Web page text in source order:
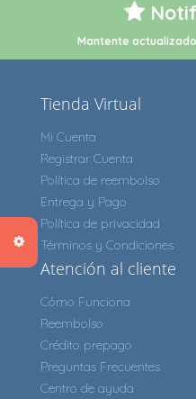
Mantente
Tienda Virtual
Mi Cuenta
Registrar Cuenta
Política de reembolso
Entrega y Pago
Política de privacidad
Términos y Condiciones
Atención al cliente
Cómo Funciona
Reembolso
Crédito prepago
Preguntas Frecuentes
Centro de ayuda